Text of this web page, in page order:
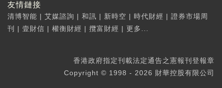
友情鏈接
清博智能 | 艾媒諮詢 | 和訊 | 新時空 | 時代財經 | 證券市場周
刊
| 壹財信 | 權衡財經 | 攬富財經 | 更多...
香港政府指定刊載法定通告之憲報刊登報章
Copyright © 1998 - 2026 財華控股有限公司